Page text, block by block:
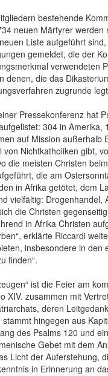
bestehende
neuen Märtyrer
Liste aufgeführt
gemeldet, die der
verwendeten
denen, die das
zugrunde
Pressekonferenz hat
304 in
auf Mission außerhalb
von Nichtkatholiken gibt,
die meisten Christen
die am
in Afrika getötet, dem
vielfältig:
die Christen
in Afrika Christen
erklärte Riccardi
insbesondere in
finden“.
ist die Feier am
XIV. zusammen mit
deren
hingegen aus
des Psalms 120 und
Gebet mit dem
Licht der Auferstehung,
in Erinnerung an